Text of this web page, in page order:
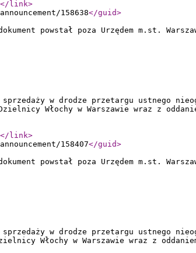
</link>
158638</guid>
powstał poza Urzędem m.st.
sprzedaży w drodze przetargu ustnego
Włochy w Warszawie wraz z
</link>
158407</guid>
powstał poza Urzędem m.st.
sprzedaży w drodze przetargu ustnego
Włochy w Warszawie wraz z